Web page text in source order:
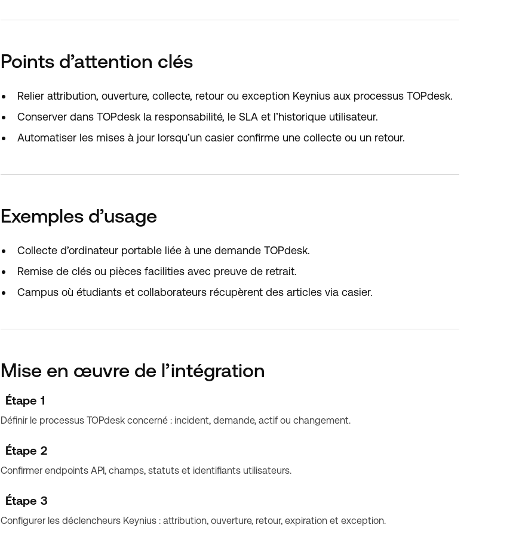
Points d’attention clés
Relier attribution, ouverture, collecte, retour ou exception Keynius aux processus TOPdesk.
Conserver dans TOPdesk la responsabilité, le SLA et l’historique utilisateur.
Automatiser les mises à jour lorsqu’un casier confirme une collecte ou un retour.
Exemples d’usage
Collecte d’ordinateur portable liée à une demande TOPdesk.
Remise de clés ou pièces facilities avec preuve de retrait.
Campus où étudiants et collaborateurs récupèrent des articles via casier.
Mise en œuvre de l’intégration
Étape 1
Définir le processus TOPdesk concerné : incident, demande, actif ou changement.
Étape 2
Confirmer endpoints API, champs, statuts et identifiants utilisateurs.
Étape 3
Configurer les déclencheurs Keynius : attribution, ouverture, retour, expiration et exception.